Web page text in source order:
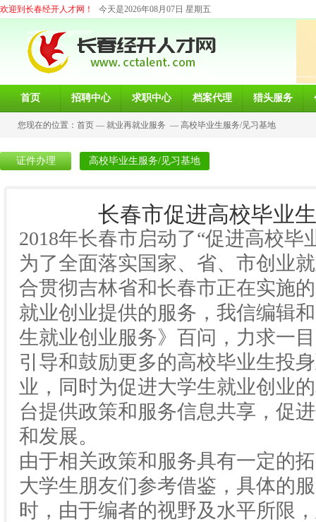
欢迎到长春经开人才网！ 今天是2026年08月07日 星期五
首页 招聘中心 求职中心 档案代理 猎头服务
您现在的位置： 首页 — 就业再就业服务 — 高校毕业生服务/见习基地
证件办理 高校毕业生服务/见习基地
长春市促进高校毕业
2018年长春市启动了“促进高校
为了全面落实国家、省、市创业
合贯彻吉林省和长春市正在实施
就业创业提供的服务，我信编辑
生就业创业服务》百问，力求一
引导和鼓励更多的高校毕业生投
业，同时为促进大学生就业创业
台提供政策和服务信息共享，促
和发展。
由于相关政策和服务具有一定的
大学生朋友们参考借鉴，具体的
时，由于编者的视野及水平所限